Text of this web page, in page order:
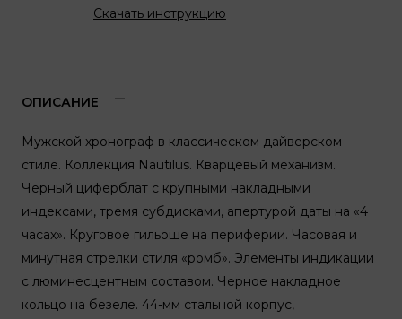
Скачать инструкцию
ОПИСАНИЕ
Мужской хронограф в классическом дайверском
стиле. Коллекция Nautilus. Кварцевый механизм.
Черный циферблат с крупными накладными
индексами, тремя субдисками, апертурой даты на «4
часах». Круговое гильоше на периферии. Часовая и
минутная стрелки стиля «ромб». Элементы индикации
с люминесцентным составом. Черное накладное
кольцо на безеле. 44-мм стальной корпус,